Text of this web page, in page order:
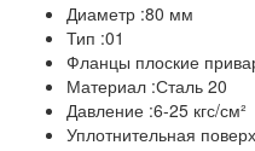
Диаметр :80 мм
Тип :01
Фланцы плоские
Материал :Сталь 20
Давление :6-25 кгс/см²
Уплотнительная